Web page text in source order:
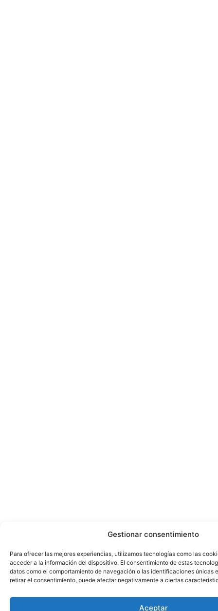
Gestionar consentimiento
Para ofrecer las mejores experiencias, utilizamos tecnologías como las
acceder a la información del dispositivo. El consentimiento de estas
datos como el comportamiento de navegación o las identificaciones únicas
retirar el consentimiento, puede afectar negativamente a ciertas
Aceptar